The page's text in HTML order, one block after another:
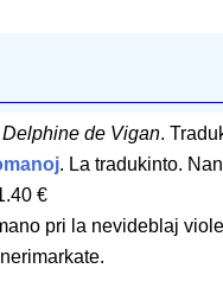
Delphine de Vigan.
. La tradukinto.
€
pri la nevideblaj